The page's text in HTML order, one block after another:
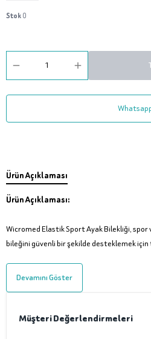
Stok0
Ürün Açıklaması
Ürün Açıklaması:
Wicromed Elastik Sport Ayak Bilekliği,
bileğini güvenli bir şekilde desteklemek için
Devamını Göster
Müşteri Değerlendirmeleri